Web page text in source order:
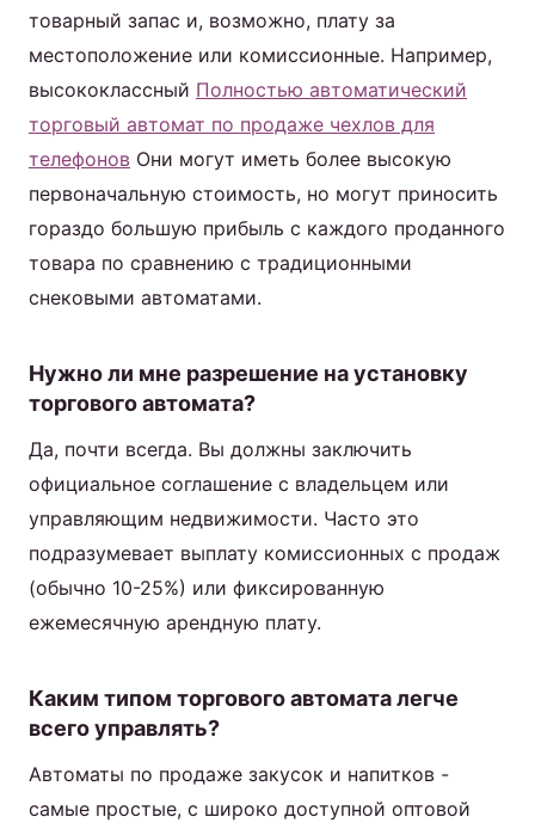
товарный запас и, возможно, плату за
местоположение или комиссионные. Например,
высококлассный Полностью автоматический
торговый автомат по продаже чехлов для
телефонов Они могут иметь более высокую
первоначальную стоимость, но могут приносить
гораздо большую прибыль с каждого проданного
товара по сравнению с традиционными
снековыми автоматами.
Нужно ли мне разрешение на установку
торгового автомата?
Да, почти всегда. Вы должны заключить
официальное соглашение с владельцем или
управляющим недвижимости. Часто это
подразумевает выплату комиссионных с продаж
(обычно 10-25%) или фиксированную
ежемесячную арендную плату.
Каким типом торгового автомата легче
всего управлять?
Автоматы по продаже закусок и напитков -
самые простые, с широко доступной оптовой